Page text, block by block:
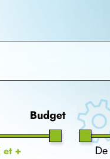
Budget
et + De